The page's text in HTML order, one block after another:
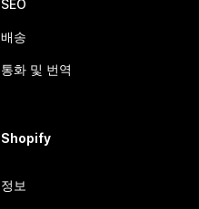
SEO
배송
통화 및 번역
Shopify
정보